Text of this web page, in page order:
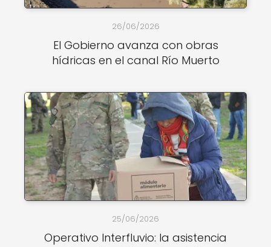
26/06/2026
El Gobierno avanza con obras
hídricas en el canal Río Muerto
25/06/2026
Operativo Interfluvio: la asistencia